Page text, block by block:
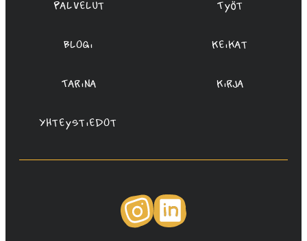
Palvelut Työt
Blogi Keikat
Tarina Kirja
Yhteystiedot
Instagram